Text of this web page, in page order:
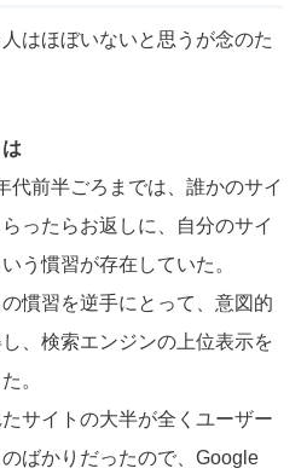
はほぼいないと思うが念のた
代前半ごろまでは、誰かのサイ
ったらお返しに、自分のサイ
う慣習が存在していた。
慣習を逆手にとって、意図的
、検索エンジンの上位表示を
。
サイトの大半が全くユーザー
ばかりだったので、Google